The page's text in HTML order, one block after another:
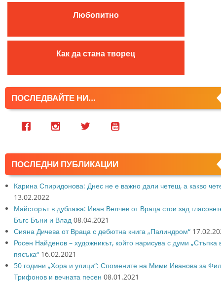
:
Любопитно
Как да стана творец
ПОСЛЕДВАЙТЕ НИ...
ПОСЛЕДНИ ПУБЛИКАЦИИ
Карина Спиридонова: Днес не е важно дали четеш, а какво
13.02.2022
Майсторът в дублажа: Иван Велчев от Враца стои зад
Бъгс Бъни и Влад 08.04.2021
Сияна Дичева от Враца с дебютна книга „Палиндром“
Росен Найденов – художникът, който нарисува с думи „Стъпка
пясъка“ 16.02.2021
50 години „Хора и улици“: Спомените на Мими Иванова за
Трифонов и вечната песен 08.01.2021